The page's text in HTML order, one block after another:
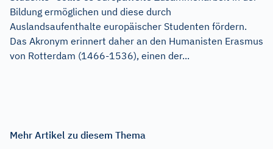
Bildung ermöglichen und diese durch
Auslandsaufenthalte europäischer Studenten fördern.
Das Akronym erinnert daher an den Humanisten Erasmus
von Rotterdam (1466-1536), einen der...
Mehr Artikel zu diesem Thema